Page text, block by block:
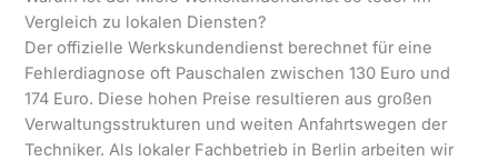
Vergleich zu lokalen Diensten?
Der offizielle Werkskundendienst berechnet für eine
Fehlerdiagnose oft Pauschalen zwischen 130 Euro und
174 Euro. Diese hohen Preise resultieren aus großen
Verwaltungsstrukturen und weiten Anfahrtswegen der
Techniker. Als lokaler Fachbetrieb in Berlin arbeiten wir